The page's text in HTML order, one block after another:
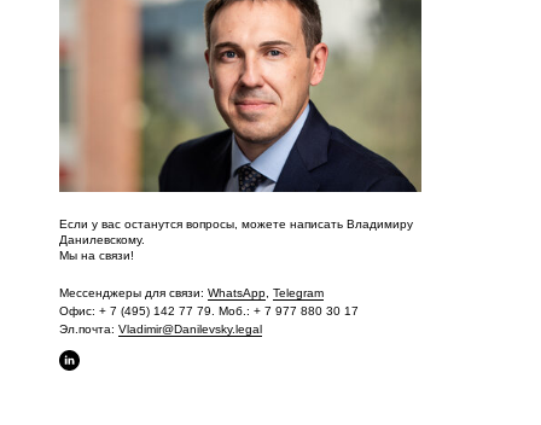
Если у вас останутся вопросы, можете написать Владимиру
Данилевскому.
Мы на связи!
Мессенджеры для связи: WhatsApp, Telegram
Офис: + 7 (495) 142 77 79. Моб.: + 7 977 880 30 17
Эл.почта: Vladimir@Danilevsky.legal